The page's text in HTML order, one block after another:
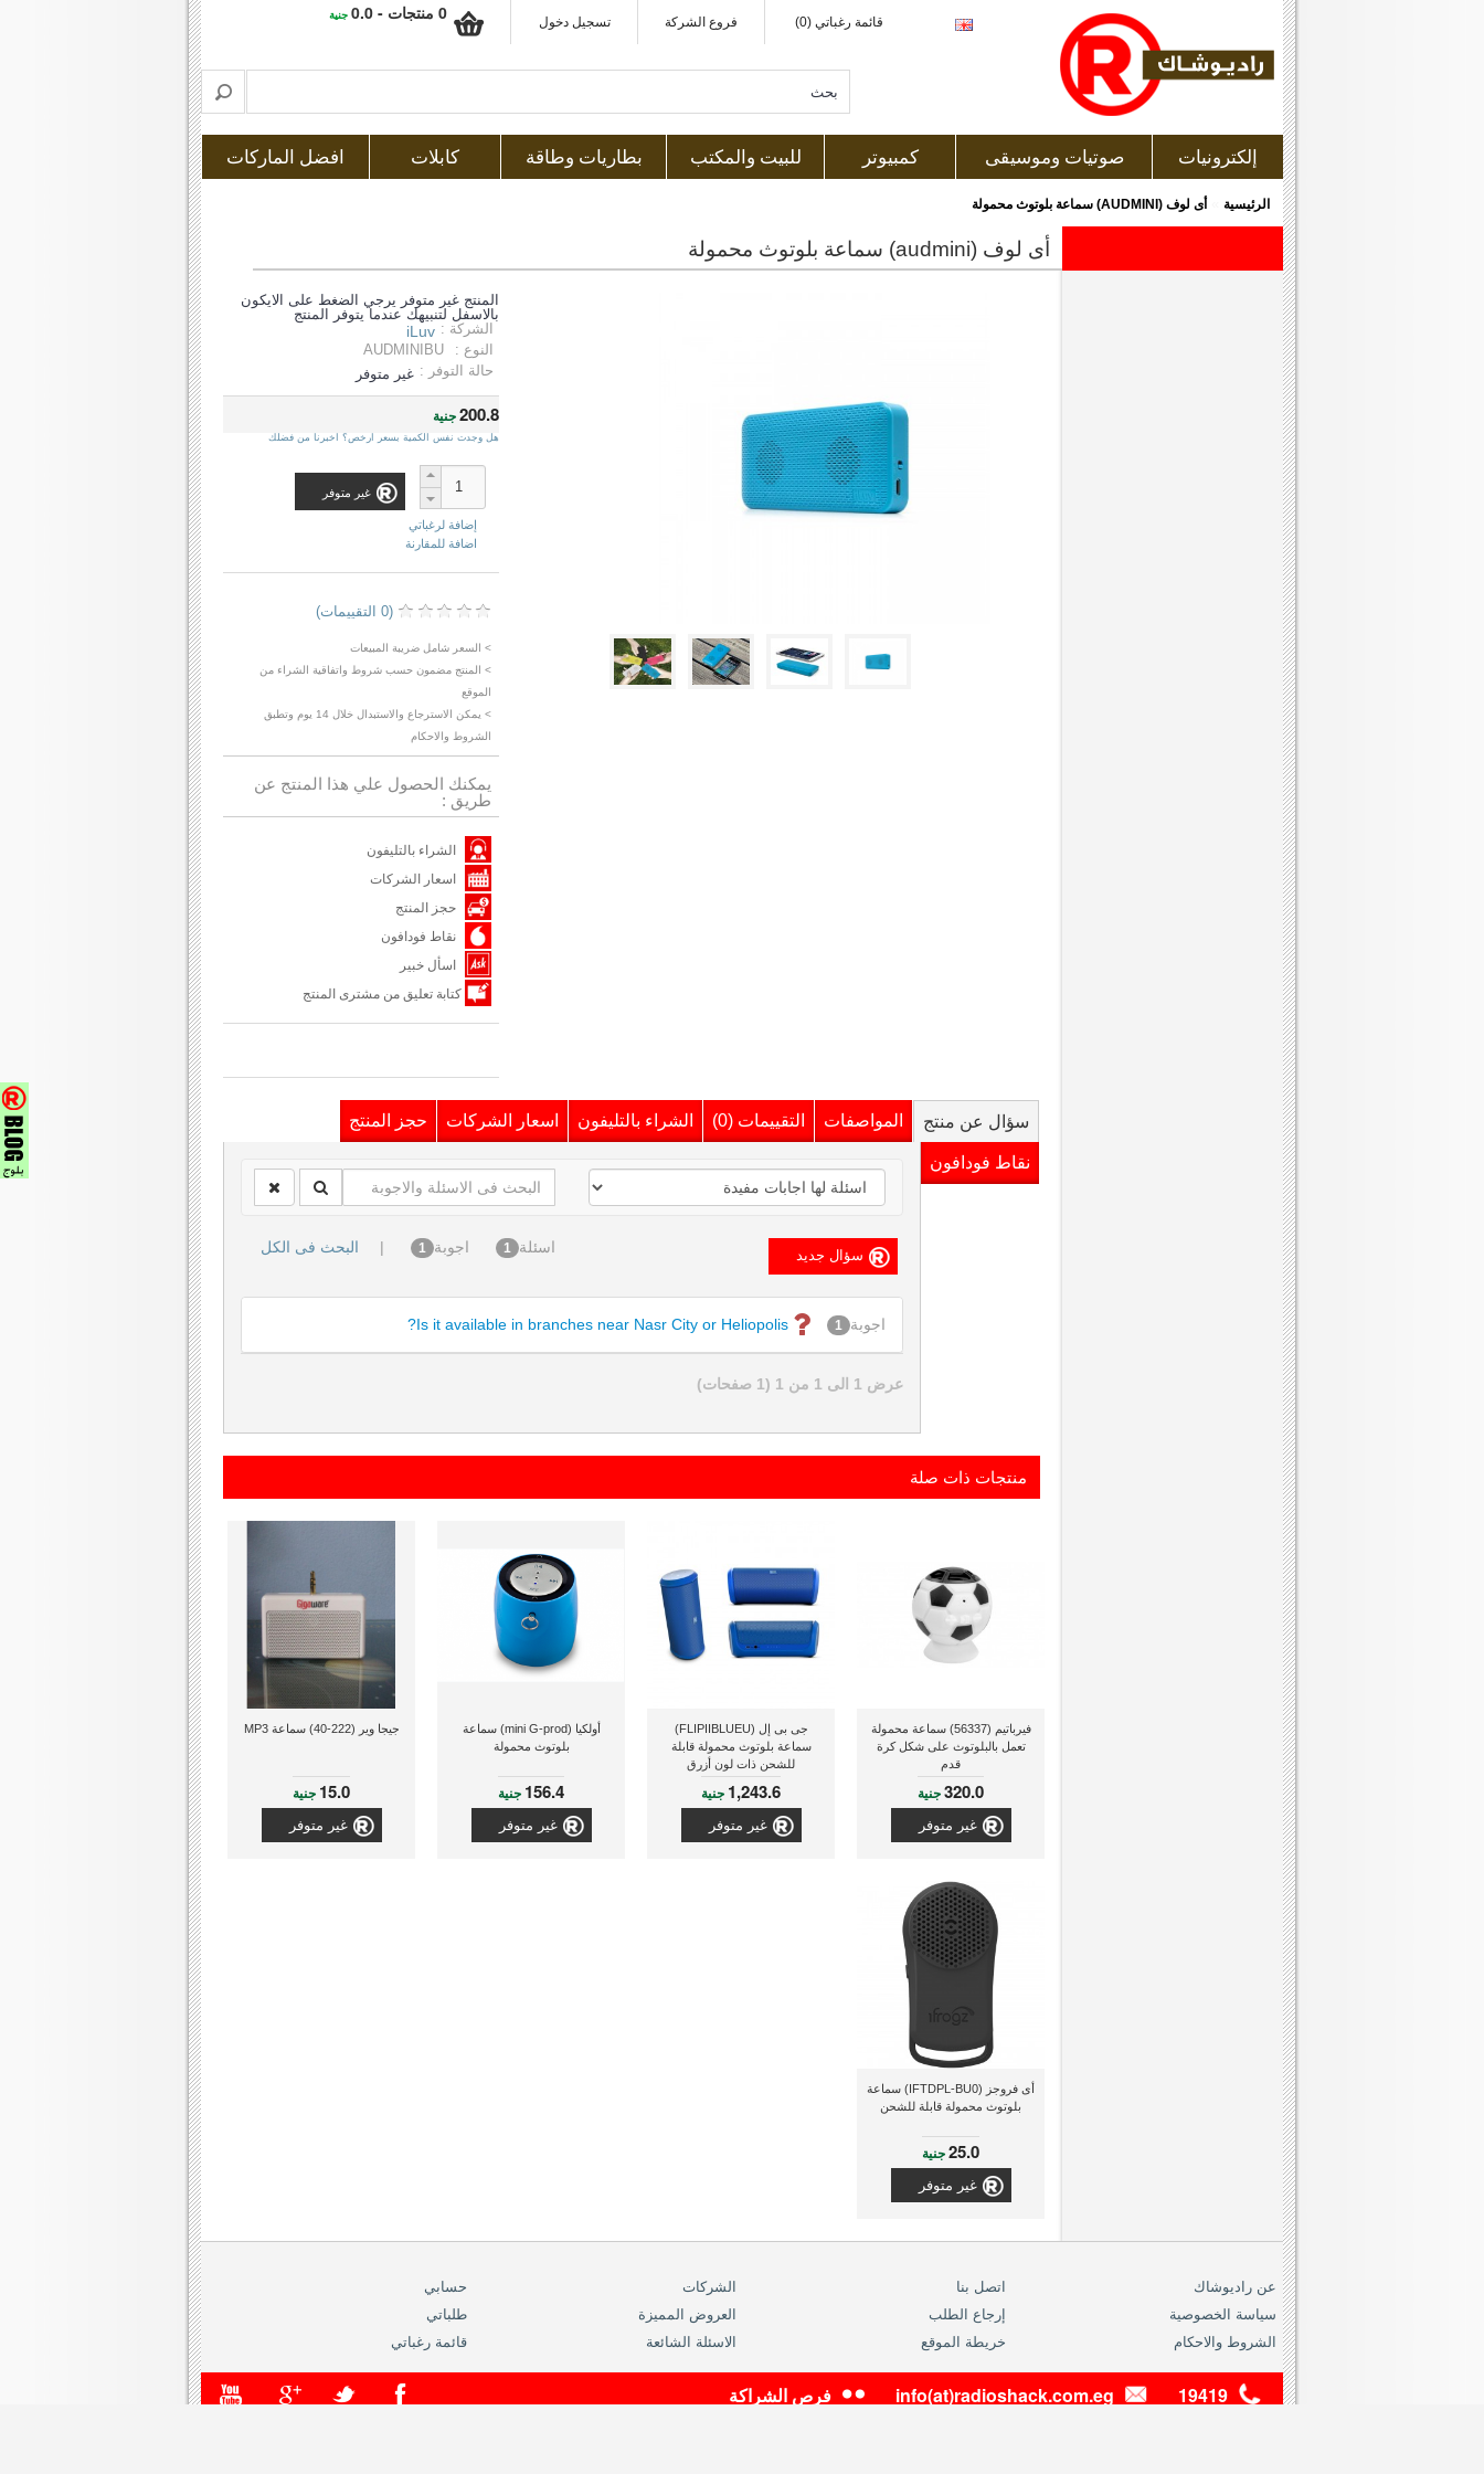
قائمة رغباتي (0) فروع الشركة تسجيل دخول 0 منتجات - 0.0 جنية
إلكترونيات صوتيات وموسيقى كمبيوتر للبيت والمكتب بطاريات وطاقة كابلات افضل الماركات
الرئيسية » أى لوف (AUDMINI) سماعة بلوتوث محمولة
أى لوف (audmini) سماعة بلوتوث محمولة
المنتج غير متوفر يرجي الضغط على الايكون
بالاسفل لتنبيهك عندما يتوفر المنتج
الشركة : iLuv
النوع :
AUDMINIBU
حالة التوفر : غير متوفر
200.8جنية
هل وجدت نفس الكمية بسعر ارخص؟ اخبرنا من فضلك
غير متوفر
إضافة لرغباتي
اضافة للمقارنة
(0 التقييمات)
> السعر شامل ضريبة المبيعات
> المنتج مضمون حسب شروط واتفاقية الشراء من
الموقع
> يمكن الاسترجاع والاستبدال خلال 14 يوم وتطبق
الشروط والاحكام
يمكنك الحصول علي هذا المنتج عن
طريق :
الشراء بالتليفون
اسعار الشركات
حجز المنتج
نقاط فودافون
اسأل خبير
كتابة تعليق من مشترى المنتج
سؤال عن منتج المواصفات التقييمات (0) الشراء بالتليفون اسعار الشركات حجز المنتج
نقاط فودافون
اسئلة 1 اجوبة 1
| البحث فى الكل
Is it available in branches near Nasr City or Heliopolis? اجوبة 1
عرض 1 الى 1 من 1 (1 صفحات)
منتجات ذات صلة
فيرباتيم (56337) سماعة محمولة
تعمل بالبلوتوث على شكل كرة
قدم
320.0جنية
غير متوفر
جى بى إل (FLIPIIBLUEU)
سماعة بلوتوث محمولة قابلة
للشحن ذات لون أزرق
1,243.6 جنية
غير متوفر
أولكيا (mini G-prod) سماعة
بلوتوث محمولة
156.4 جنية
غير متوفر
جيجا وير (222-40) سماعة MP3
15.0 جنية
غير متوفر
أى فروجز (IFTDPL-BU0) سماعة
بلوتوث محمولة قابلة للشحن
25.0جنية
غير متوفر
عن راديوشاك
سياسة الخصوصية
الشروط والاحكام
اتصل بنا
إرجاع الطلب
خريطة الموقع
الشركات
العروض المميزة
الاسئلة الشائعة
حسابي
طلباتي
قائمة رغباتي
19419
info(at)radioshack.com.eg فرص الشراكة